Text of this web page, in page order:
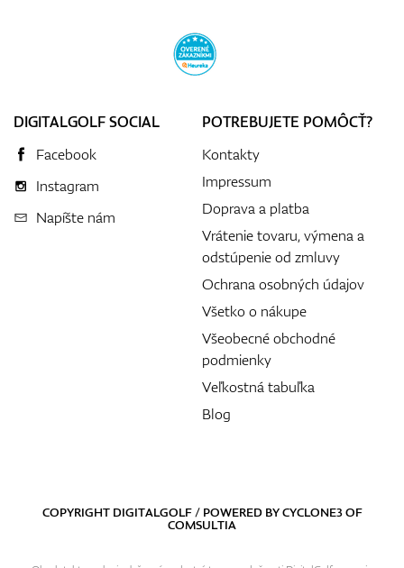
DIGITALGOLF SOCIAL
Facebook
Instagram
Napíšte nám
POTREBUJETE POMÔCŤ?
Kontakty
Impressum
Doprava a platba
Vrátenie tovaru, výmena a
odstúpenie od zmluvy
Ochrana osobných údajov
Všetko o nákupe
Všeobecné obchodné
podmienky
Veľkostná tabuľka
Blog
COPYRIGHT DIGITALGOLF / POWERED BYCYCLONE3OF
COMSULTIA